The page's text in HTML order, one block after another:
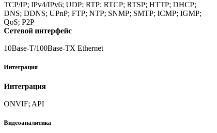
TCP/IP; IPv4/IPv6; UDP; RTP; RTCP; RTSP; HTTP; DHCP;
DNS; DDNS; UPnP; FTP; NTP; SNMP; SMTP; ICMP; IGMP;
QoS; P2P
Сетевой интерфейс
10Base-T/100Base-TX Ethernet
Интеграция
Интеграция
ONVIF; API
Видеоаналитика